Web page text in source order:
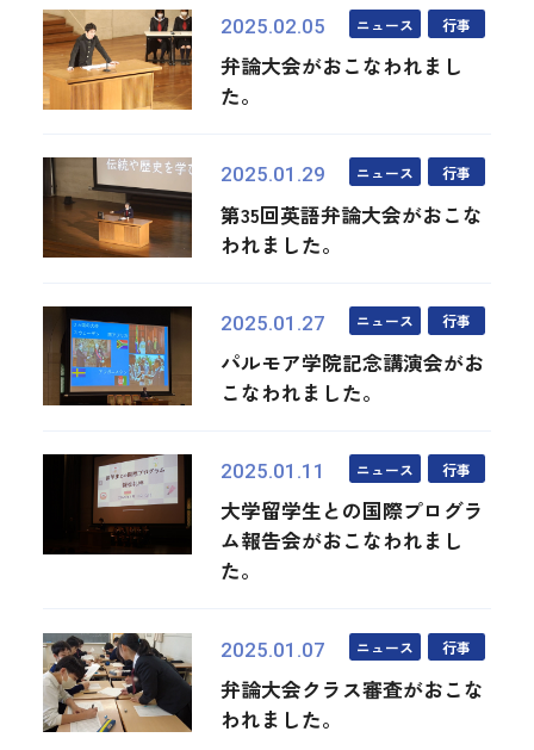
2025.02.05 ニュース 行事
弁論大会がおこなわれまし
た。
2025.01.29 ニュース 行事
第35回英語弁論大会がおこな
われました。
2025.01.27 ニュース 行事
パルモア学院記念講演会がお
こなわれました。
2025.01.11 ニュース 行事
大学留学生との国際プログラ
ム報告会がおこなわれまし
た。
2025.01.07 ニュース 行事
弁論大会クラス審査がおこな
われました。